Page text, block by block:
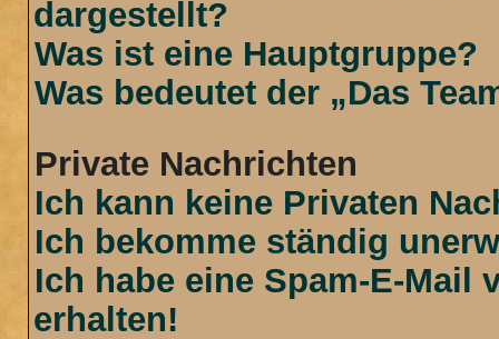
dargestellt?
Was ist eine Hauptgruppe?
Was bedeutet der „Das
Private Nachrichten
Ich kann keine Privaten
Ich bekomme ständig
Ich habe eine Spam-E-Mail
erhalten!